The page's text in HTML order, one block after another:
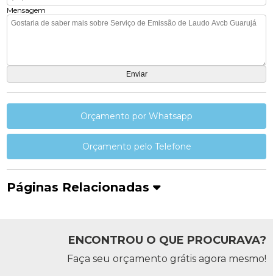
Mensagem
Orçamento por Whatsapp
Orçamento pelo Telefone
Páginas Relacionadas
ENCONTROU O QUE PROCURAVA?
Faça seu orçamento grátis agora mesmo!